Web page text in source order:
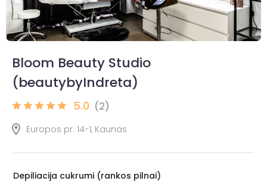
Bloom Beauty Studio
(beautybyIndreta)
5.0 (2)
Europos pr. 14-1, Kaunas
Depiliacija cukrumi (rankos pilnai)